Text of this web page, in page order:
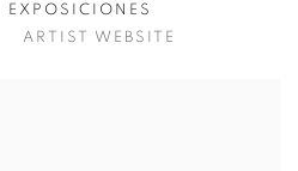
EXPOSICIONES
ARTIST WEBSITE